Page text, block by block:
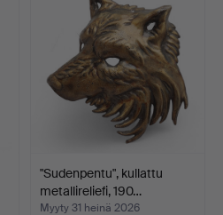
"Sudenpentu", kullattu
metallireliefi, 190…
Myyty 31 heinä 2026